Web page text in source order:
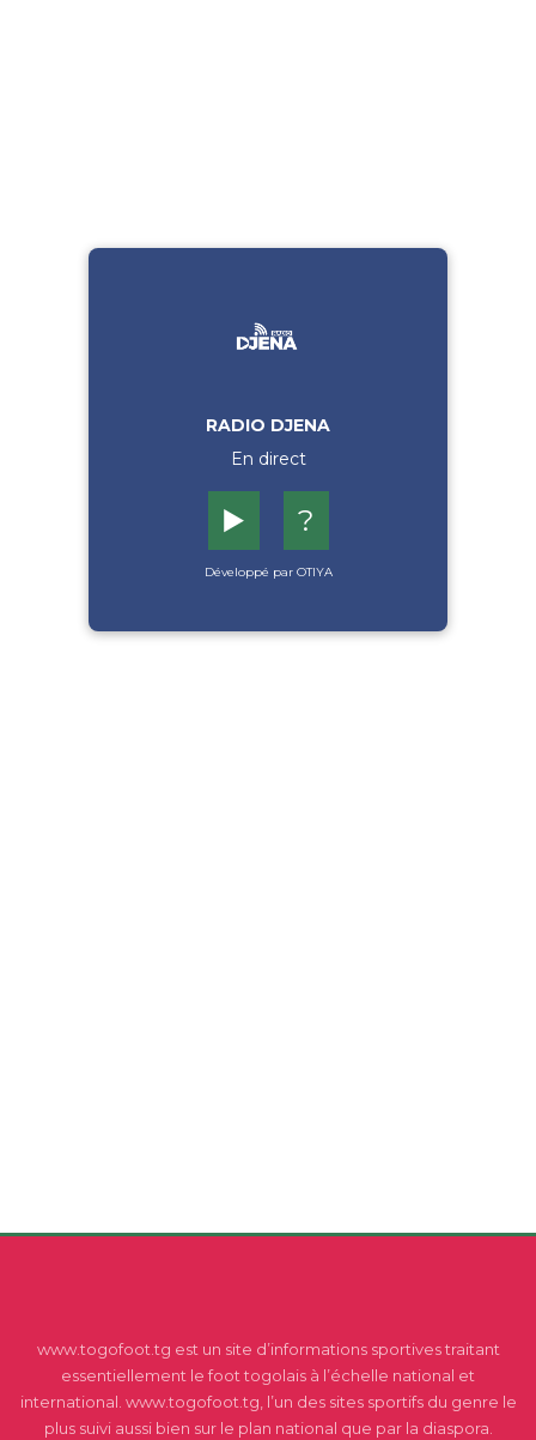
RADIO DJENA
En direct
▶️ ?
Développé par OTIYA
www.togofoot.tg est un site d’informations sportives traitant
essentiellement le foot togolais à l’échelle national et
international. www.togofoot.tg, l’un des sites sportifs du genre le
plus suivi aussi bien sur le plan national que par la diaspora.